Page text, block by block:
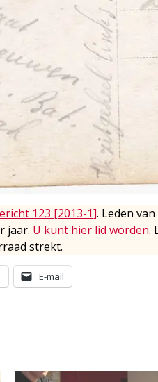
123 [2013-1]. Leden
jaar. U kunt hier lid worden.
strekt.
E-mail